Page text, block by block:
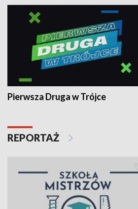
Pierwsza Druga w Trójce
REPORTAŻ